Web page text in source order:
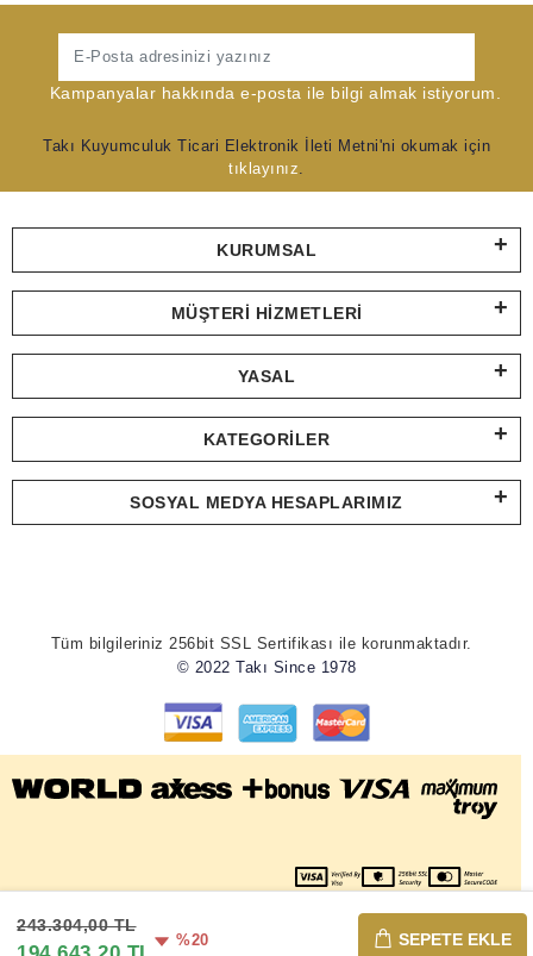
243.304,00 TL
%20 SEPETE EKLE
Kampanyalar hakkında e-posta ile bilgi almak istiyorum.
Takı Kuyumculuk Ticari Elektronik İleti Metni'ni okumak için
tıklayınız
KURUMSAL
MÜŞTERI HIZMETLERI
YASAL
KATEGORILER
SOSYAL MEDYA HESAPLARIMIZ
Tüm bilgileriniz 256bit SSL Sertifikası ile korunmaktadır.
© 2022 Takı Since 1978